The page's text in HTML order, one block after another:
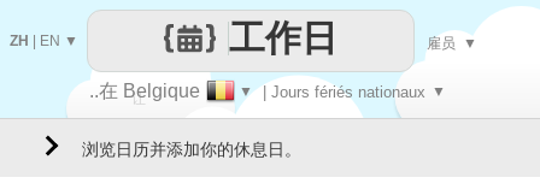
让
..在 Belgique ▼ | Jours fériés nationaux ▼
工作日
ZH EN ▼ 雇员 ▼
浏览日历并添加你的休息日。